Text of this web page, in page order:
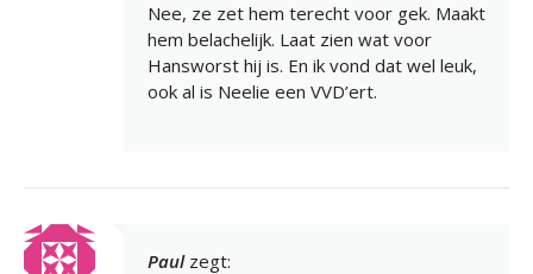
Nee, ze zet hem terecht voor gek. Maakt
hem belachelijk. Laat zien wat voor
Hansworst hij is. En ik vond dat wel leuk,
ook al is Neelie een VVD’ert.
Paul zegt: